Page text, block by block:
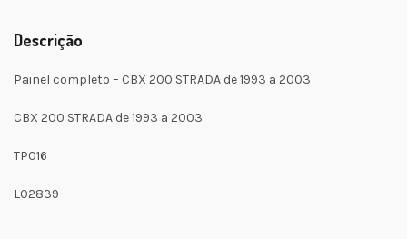
Descrição
Painel completo – CBX 200 STRADA de 1993 a 2003
CBX 200 STRADA de 1993 a 2003
TP016
L02839